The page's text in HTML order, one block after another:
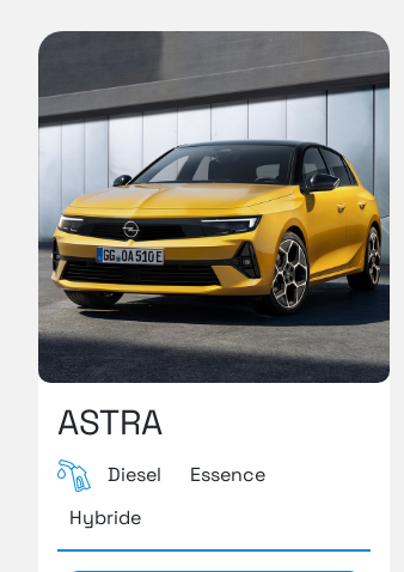
ASTRA
Diesel
Essence
Hybride